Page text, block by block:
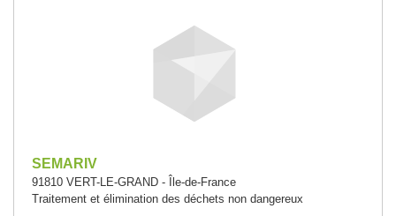
SEMARIV
91810 VERT-LE-GRAND - Île-de-France
Traitement et élimination des déchets non dangereux